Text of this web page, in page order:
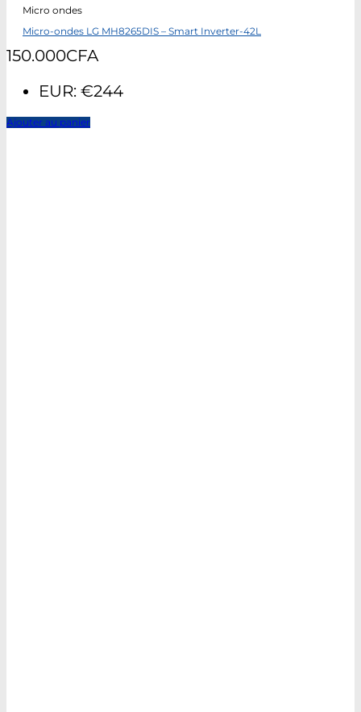
Micro ondes
Micro-ondes LG MH8265DIS – Smart Inverter-42L
150.000CFA
EUR: €244
Ajouter au panier